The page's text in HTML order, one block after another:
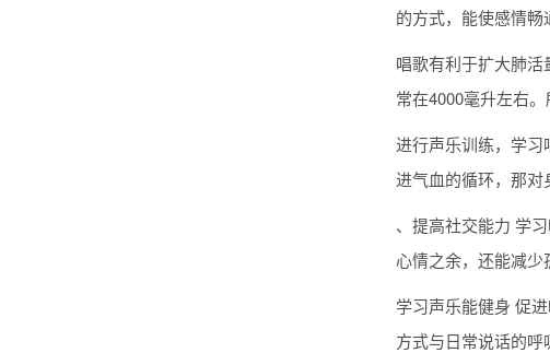
的方式，能使感情畅
唱歌有利于扩大肺
常在4000毫升左右
进行声乐训练，学
进气血的循环，那对
、提高社交能力 学
心情之余，还能减少
学习声乐能健身 促
方式与日常说话的呼